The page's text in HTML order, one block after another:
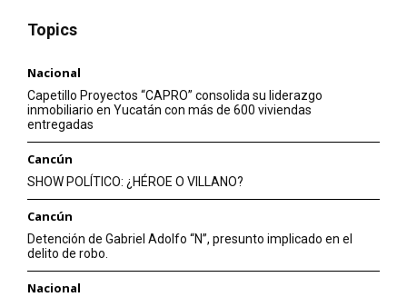
Topics
Nacional
Capetillo Proyectos “CAPRO” consolida su liderazgo
inmobiliario en Yucatán con más de 600 viviendas
entregadas
Cancún
SHOW POLÍTICO: ¿HÉROE O VILLANO?
Cancún
Detención de Gabriel Adolfo “N”, presunto implicado en el
delito de robo.
Nacional